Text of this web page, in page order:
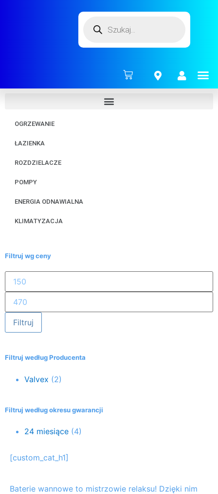
OGRZEWANIE
ŁAZIENKA
ROZDZIELACZE
POMPY
ENERGIA ODNAWIALNA
KLIMATYZACJA
Filtruj wg ceny
Filtruj
Filtruj według Producenta
Valvex (2)
Filtruj według okresu gwarancji
24 miesiące (4)
[custom_cat_h1]
Baterie wannowe to mistrzowie relaksu! Dzięki nim